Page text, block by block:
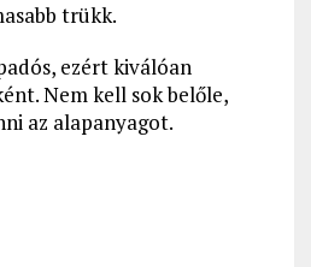
trükk.
ezért kiválóan
Nem kell sok belőle,
az alapanyagot.